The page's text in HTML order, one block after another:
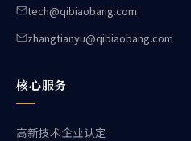
tech@qibiaobang.com
zhangtianyu@qibiaobang.com
核心服务
高新技术企业认定